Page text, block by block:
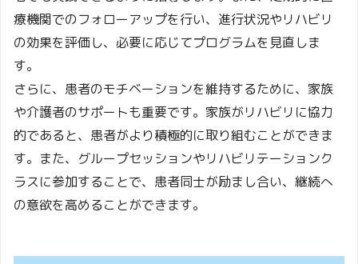
療機関でのフォローアップを行い、進行状況やリハビリ
の効果を評価し、必要に応じてプログラムを見直しま
す。
さらに、患者のモチベーションを維持するために、家族
や介護者のサポートも重要です。家族がリハビリに協力
的であると、患者がより積極的に取り組むことができま
す。また、グループセッションやリハビリテーションク
ラスに参加することで、患者同士が励まし合い、継続へ
の意欲を高めることができます。